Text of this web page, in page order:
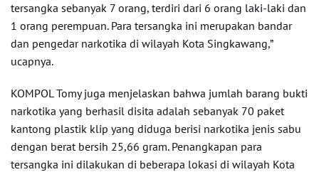
tersangka sebanyak 7 orang, terdiri dari 6 orang laki-laki dan
1 orang perempuan. Para tersangka ini merupakan bandar
dan pengedar narkotika di wilayah Kota Singkawang,”
ucapnya.
KOMPOL Tomy juga menjelaskan bahwa jumlah barang bukti
narkotika yang berhasil disita adalah sebanyak 70 paket
kantong plastik klip yang diduga berisi narkotika jenis sabu
dengan berat bersih 25,66 gram. Penangkapan para
tersangka ini dilakukan di beberapa lokasi di wilayah Kota